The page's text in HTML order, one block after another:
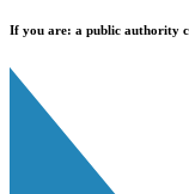
If you are: a public authority